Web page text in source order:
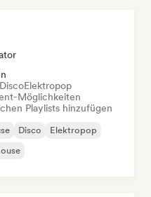
DiscoElektropop
Möglichkeiten
Playlists hinzufügen
Disco
Elektropop